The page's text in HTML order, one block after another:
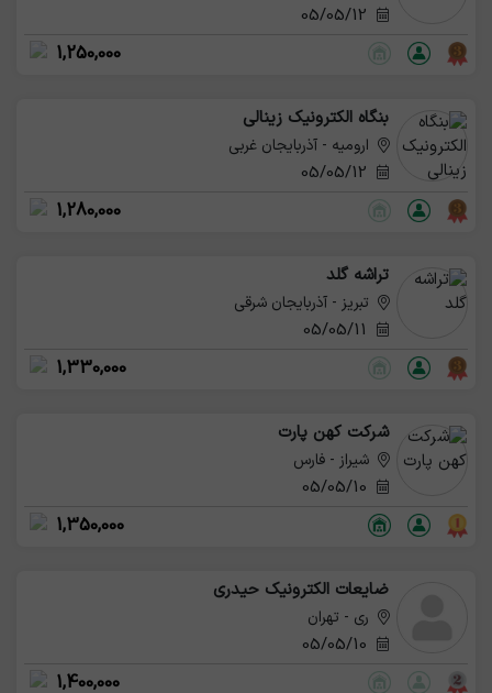
1,250,000
بنگاه الکترونیک زینالی
ارومیه - آذربایجان غربی
1,280,000
تراشه گلد
تبریز - آذربایجان شرقی
1,330,000
شرکت کهن پارت
شیراز - فارس
1,350,000
ضایعات الکترونیک حیدری
ری - تهران
1,400,000